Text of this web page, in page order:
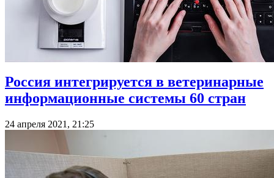
Россия интегрируется в ветеринарные
информационные системы 60 стран
24 апреля 2021, 21:25